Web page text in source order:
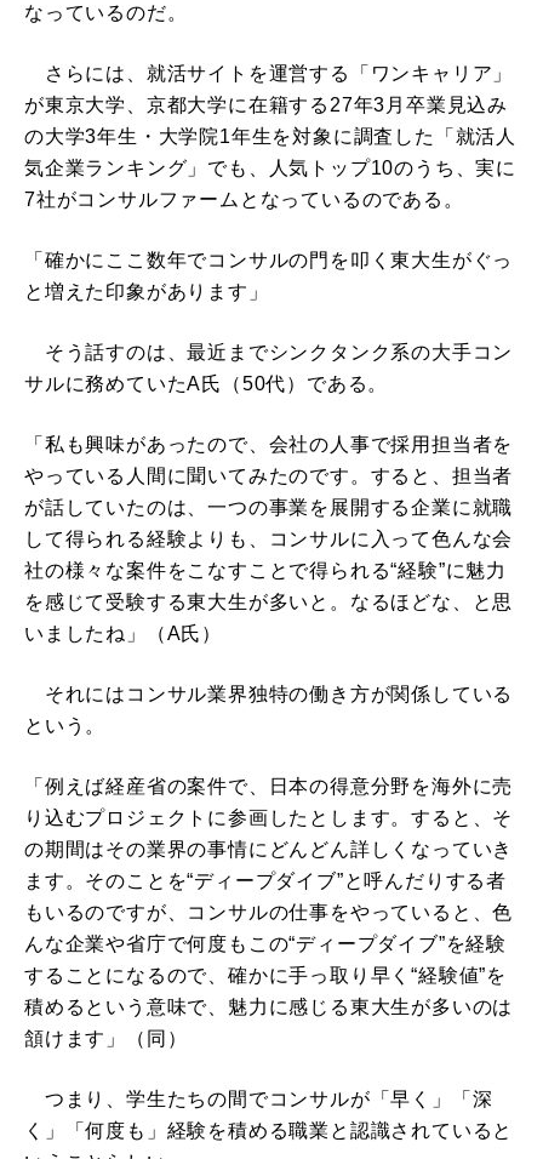
なっているのだ。
さらには、就活サイトを運営する「ワンキャリア」
が東京大学、京都大学に在籍する27年3月卒業見込み
の大学3年生・大学院1年生を対象に調査した「就活人
気企業ランキング」でも、人気トップ10のうち、実に
7社がコンサルファームとなっているのである。
「確かにここ数年でコンサルの門を叩く東大生がぐっ
と増えた印象があります」
そう話すのは、最近までシンクタンク系の大手コン
サルに務めていたA氏（50代）である。
「私も興味があったので、会社の人事で採用担当者を
やっている人間に聞いてみたのです。すると、担当者
が話していたのは、一つの事業を展開する企業に就職
して得られる経験よりも、コンサルに入って色んな会
社の様々な案件をこなすことで得られる“経験”に魅力
を感じて受験する東大生が多いと。なるほどな、と思
いましたね」（A氏）
それにはコンサル業界独特の働き方が関係している
という。
「例えば経産省の案件で、日本の得意分野を海外に売
り込むプロジェクトに参画したとします。すると、そ
の期間はその業界の事情にどんどん詳しくなっていき
ます。そのことを“ディープダイブ”と呼んだりする者
もいるのですが、コンサルの仕事をやっていると、色
んな企業や省庁で何度もこの“ディープダイブ”を経験
することになるので、確かに手っ取り早く“経験値”を
積めるという意味で、魅力に感じる東大生が多いのは
頷けます」（同）
つまり、学生たちの間でコンサルが「早く」「深
く」「何度も」経験を積める職業と認識されていると